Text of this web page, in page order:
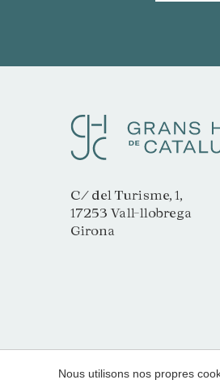
C/ del Turisme, 1,
17253 Vall-llobrega
Girona
Nous utilisons nos propres